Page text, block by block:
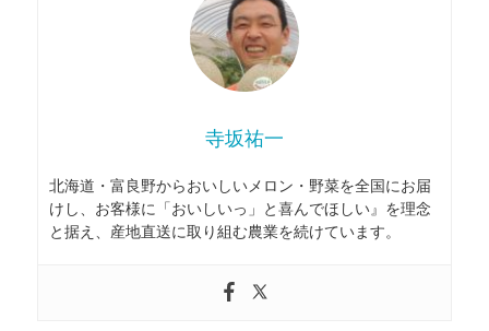
寺坂祐一
北海道・富良野からおいしいメロン・野菜を全国にお届
けし、お客様に「おいしいっ」と喜んでほしい』を理念
と据え、産地直送に取り組む農業を続けています。